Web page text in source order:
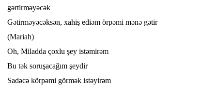
gərtirməyəcək
Gətirməyəcəksən, xahiş ediəm örpəmi mənə gətir
(Mariah)
Oh, Miladda çoxlu şey istəmirəm
Bu tək soruşacağım şeydir
Sadəcə körpəmi görmək istəyirəm